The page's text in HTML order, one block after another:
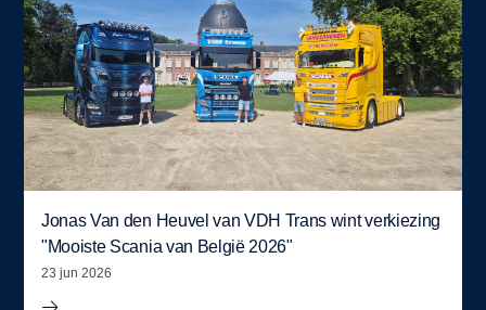
Jonas Van den Heuvel van VDH Trans wint verkiezing
"Mooiste Scania van België 2026"
23 jun 2026